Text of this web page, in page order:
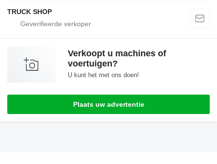
TRUCK SHOP
Verkoopt u machines of
voertuigen?
U kunt het met ons doen!
Plaats uw advertentie